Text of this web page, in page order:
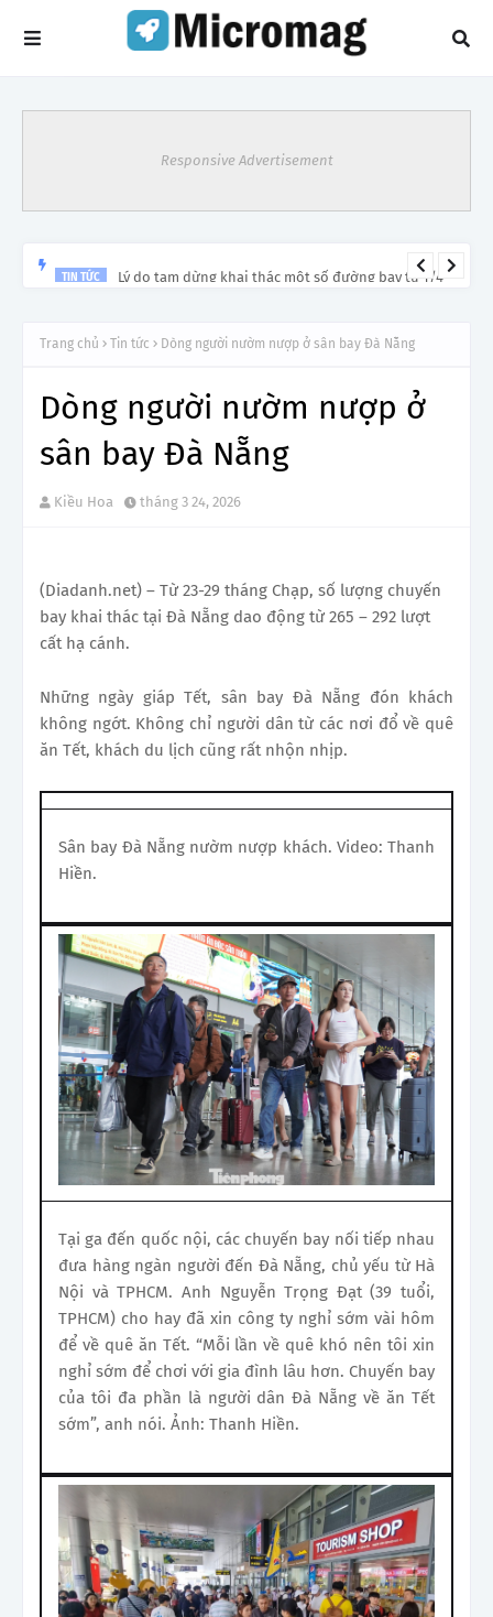
Responsive Advertisement
TIN TỨC Lý do tạm dừng khai thác một số đường bay từ 1/4
Trang chủ Tin tức Dòng người nườm nượp ở sân bay Đà Nẵng
Dòng người nườm nượp ở
sân bay Đà Nẵng
Kiều Hoa tháng 3 24, 2026
(Diadanh.net) – Từ 23-29 tháng Chạp, số lượng chuyến
bay khai thác tại Đà Nẵng dao động từ 265 – 292 lượt
cất hạ cánh.
Những ngày giáp Tết, sân bay Đà Nẵng đón khách
không ngớt. Không chỉ người dân từ các nơi đổ về quê
ăn Tết, khách du lịch cũng rất nhộn nhịp.
Sân bay Đà Nẵng nườm nượp khách. Video: Thanh
Hiền.
Tại ga đến quốc nội, các chuyến bay nối tiếp nhau
đưa hàng ngàn người đến Đà Nẵng, chủ yếu từ Hà
Nội và TPHCM. Anh Nguyễn Trọng Đạt (39 tuổi,
TPHCM) cho hay đã xin công ty nghỉ sớm vài hôm
để về quê ăn Tết. “Mỗi lần về quê khó nên tôi xin
nghỉ sớm để chơi với gia đình lâu hơn. Chuyến bay
của tôi đa phần là người dân Đà Nẵng về ăn Tết
sớm”, anh nói. Ảnh: Thanh Hiền.